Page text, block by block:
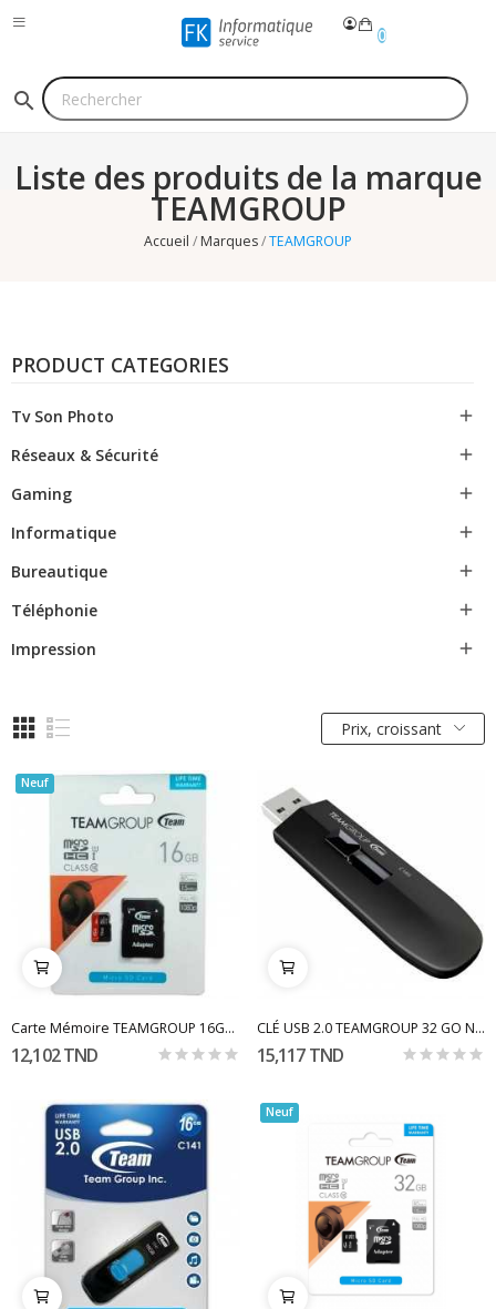
0
search
Liste des produits de la marque
TEAMGROUP
Accueil Marques TEAMGROUP
PRODUCT CATEGORIES
Tv Son Photo 
Réseaux & Sécurité 
Gaming 
Informatique 
Bureautique 
Téléphonie 
Impression 
Prix, croissant
Neuf
Carte Mémoire TEAMGROUP 16Go Micro SDHC Class...
12,102 TND
CLÉ USB 2.0 TEAMGROUP 32 GO NOIR
15,117 TND
Neuf